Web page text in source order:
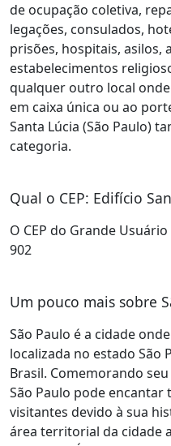
de ocupação coletiva,
legações, consulados,
prisões, hospitais, asilos,
estabelecimentos
qualquer outro local
em caixa única ou ao
Santa Lúcia (São Paulo)
categoria.
Qual o CEP: Edifício
O CEP do Grande
902
Um pouco mais sobre
São Paulo é a cidade
localizada no estado São
Brasil. Comemorando
São Paulo pode
visitantes devido à sua
área territorial da cidade